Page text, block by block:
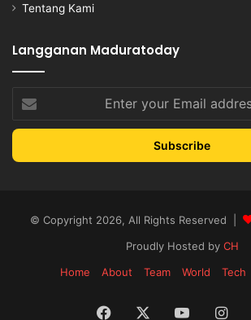
Tentang Kami
Langganan Maduratoday
your
Email
© Copyright 2026, All Rights Reserved |
Proudly Hosted by CH
Home
About Team World Tech
Facebook YouTube